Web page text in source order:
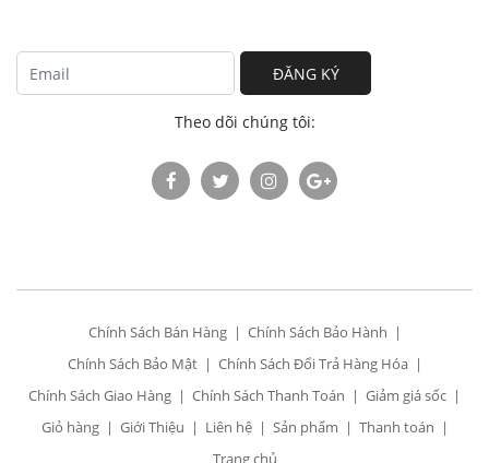
ĐĂNG KÝ
Theo dõi chúng tôi:
Chính Sách Bán Hàng
Chính Sách Bảo Hành
Chính Sách Bảo Mật
Chính Sách Đổi Trả Hàng Hóa
Chính Sách Giao Hàng
Chính Sách Thanh Toán
Giảm giá sốc
Giỏ hàng
Giới Thiệu Liên hệ Sản phẩm
Thanh toán
Trang chủ